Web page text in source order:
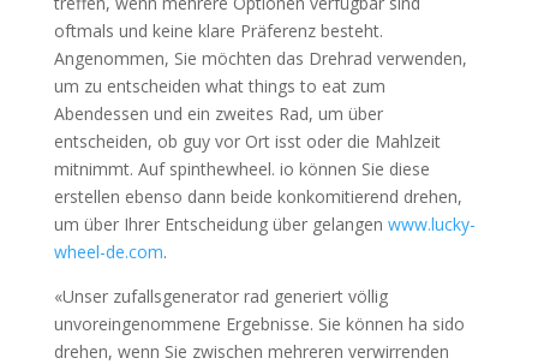
oftmals und keine klare Präferenz besteht.
Angenommen, Sie möchten das Drehrad verwenden,
um zu entscheiden what things to eat zum
Abendessen und ein zweites Rad, um über
entscheiden, ob guy vor Ort isst oder die Mahlzeit
mitnimmt. Auf spinthewheel. io können Sie diese
erstellen ebenso dann beide konkomitierend drehen,
um über Ihrer Entscheidung über gelangen www.lucky-
wheel-de.com.
«Unser zufallsgenerator rad generiert völlig
unvoreingenommene Ergebnisse. Sie können ha sido
drehen, wenn Sie zwischen mehreren verwirrenden